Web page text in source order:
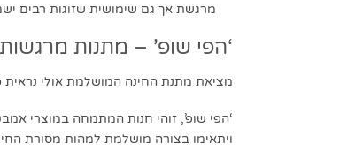
מרגשת אך גם שימושית שזוגות רבים
‘הפי שופ’ – מתנות
מציאת מתנת החינה המושלמת אולי נראית
‘הפי שופ’, זוהי חנות המתמחה במוצרי
ויתאימו בצורה מושלמת למהות מסורת